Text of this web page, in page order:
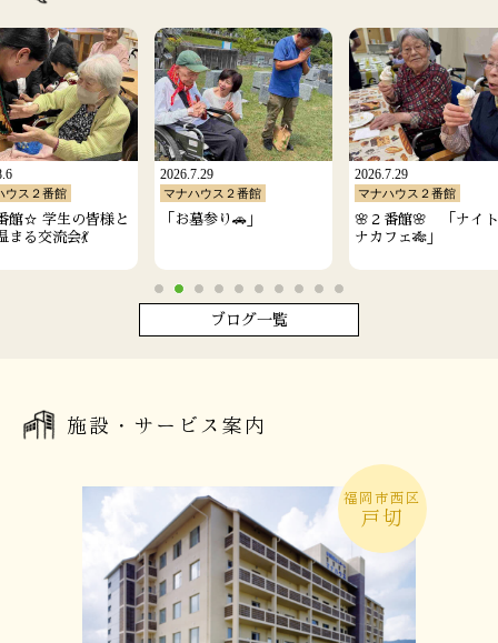
ウス２番館
館☆ 学生の皆様と
まる交流会💃
2026.7.29
マナハウス２番館
「お墓参り🚗」
2026.7.29
マナハウス２番館
🌸２番館🌸 「ナイ
ナカフェ🎋」
ブログ一覧
施設・サービス案内
福岡市西区
戸切